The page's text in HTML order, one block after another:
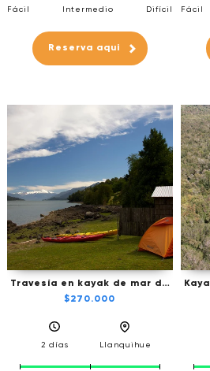
Fácil Intermedio Difícil
Reserva aqui
Fácil
Travesía en kayak de mar de
2 días en el 1er fiordo de la
$270.000
2 días Llanquihue
Río